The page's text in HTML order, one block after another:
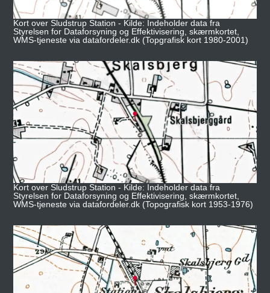
Kort over Sludstrup Station - Kilde: Indeholder data fra
Styrelsen for Dataforsyning og Effektivisering, skærmkortet,
WMS-tjeneste via datafordeler.dk (Topgrafisk kort 1980-2001)
Kort over Sludstrup Station - Kilde: Indeholder data fra
Styrelsen for Dataforsyning og Effektivisering, skærmkortet,
WMS-tjeneste via datafordeler.dk (Topografisk kort 1953-1976)